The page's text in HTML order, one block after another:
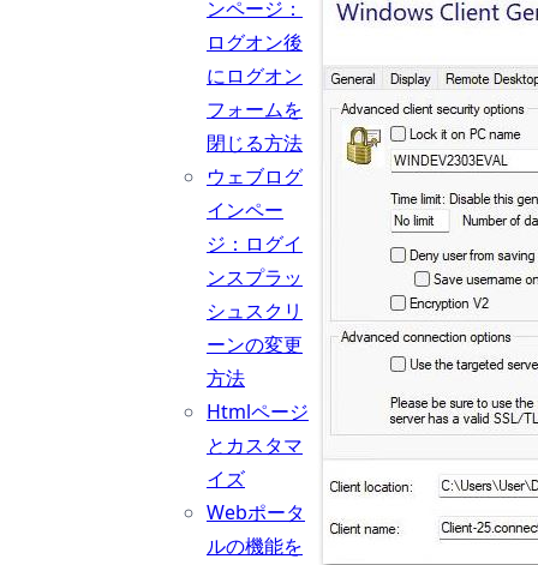
ンページ：
ログオン後
にログオン
フォームを
閉じる方法
ウェブログ
インペー
ジ：ログイ
ンスプラッ
シュスクリ
ーンの変更
方法
Htmlページ
とカスタマ
イズ
Webポータ
ルの機能を